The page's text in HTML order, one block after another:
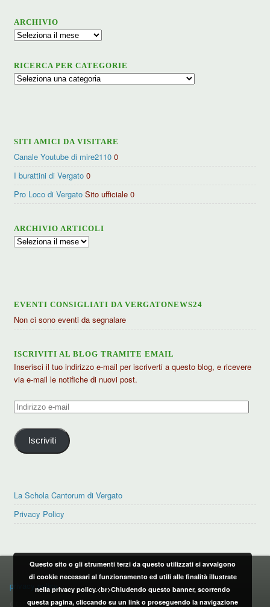
ARCHIVIO
Archivio
RICERCA PER CATEGORIE
Ricerca
SITI AMICI DA VISITARE
Canale Youtube di mire2110 0
I burattini di Vergato 0
Pro Loco di Vergato Sito ufficiale 0
ARCHIVIO ARTICOLI
Archivio
EVENTI CONSIGLIATI DA VERGATONEWS24
Non ci sono eventi da segnalare
ISCRIVITI AL BLOG TRAMITE EMAIL
Inserisci il tuo indirizzo e-mail per iscriverti a questo blog, e ricevere
via e-mail le notifiche di nuovi post.
Indirizzo
mail
Iscriviti
La Schola Cantorum di Vergato
Privacy Policy
PRIVACY POLICY
privacy policy
CONTATTI:
Questo sito o gli strumenti terzi da questo utilizzati si avvalgono
di cookie necessari al funzionamento ed utili alle finalità illustrate
nella privacy policy.<br>Chiudendo questo banner, scorrendo
questa pagina, cliccando su un link o proseguendo la navigazione